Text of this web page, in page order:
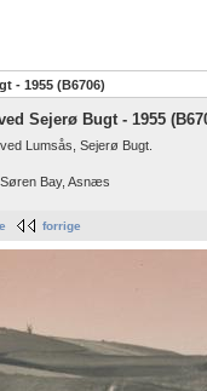
- 1955 (B6706)
Sejerø Bugt - 1955
Lumsås, Sejerø Bugt.
Bay, Asnæs
forrige